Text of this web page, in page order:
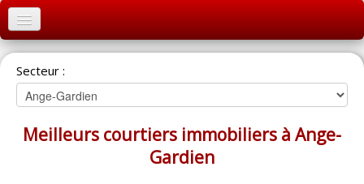
ACCUEIL
MONTRÉAL
QUÉBEC
LAVAL
Secteur :
Meilleurs courtiers immobiliers à Ange-
Gardien